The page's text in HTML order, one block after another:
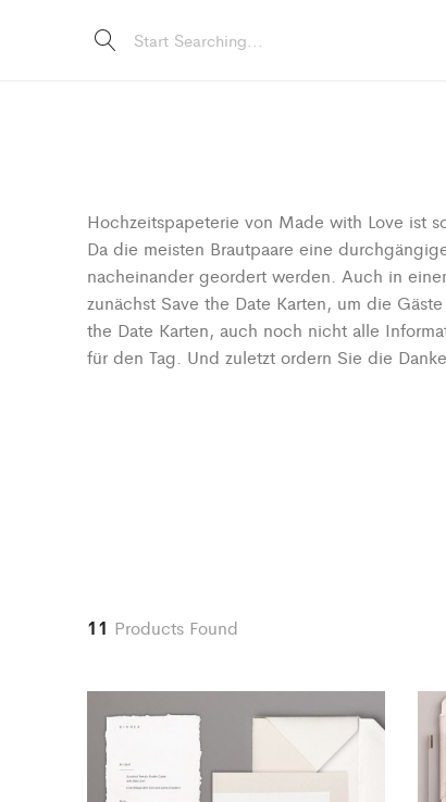
Hochzeitspapeterie von Made with Love ist
Da die meisten Brautpaare eine
nacheinander geordert werden. Auch in
zunächst Save the Date Karten, um die
the Date Karten, auch noch nicht alle
für den Tag. Und zuletzt ordern Sie die
11 Products Found